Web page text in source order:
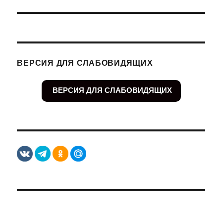
ВЕРСИЯ ДЛЯ СЛАБОВИДЯЩИХ
ВЕРСИЯ ДЛЯ СЛАБОВИДЯЩИХ